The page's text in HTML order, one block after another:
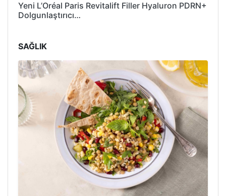
Yeni L’Oréal Paris Revitalift Filler Hyaluron PDRN+
Dolgunlaştırıcı…
SAĞLIK